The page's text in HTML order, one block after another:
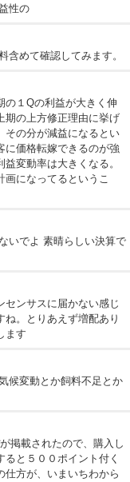
性の
含めて確認してみます。
の１Qの利益が大きく伸
期の上方修正理由に挙げ
その分が減益になるとい
に価格転嫁できるのが強
変動率は大きくなる。
になってるというこ
いでよ 素晴らしい決算で
センサスに届かない感じ
。とりあえず増配あり
ます
候変動とか飼料不足とか
掲載されたので、購入し
と５００ポイント付く
仕方が、いまいちわから